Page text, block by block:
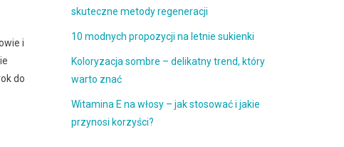
i
do
skuteczne metody regeneracji
10 modnych propozycji na letnie sukienki
Koloryzacja sombre – delikatny trend, który
warto znać
Witamina E na włosy – jak stosować i jakie
przynosi korzyści?